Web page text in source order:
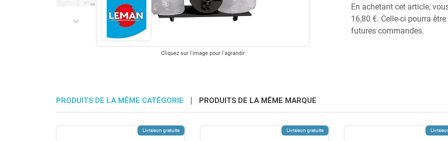
keyboard_arrow_right
Cliquez sur l'image pour l'agrandir
En achetant cet article,
16,80 €. Celle-ci pourra
futures commandes.
PRODUITS DE LA MÊME CATÉGORIE PRODUITS DE LA MÊME MARQUE
Livraison gratuite Livraison gratuite